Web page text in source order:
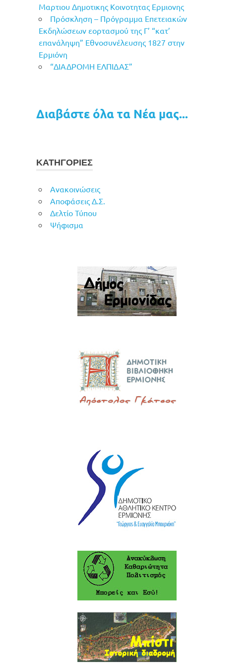
Μαρτιου Δημοτικης Κοινοτητας Ερμιονης
Πρόσκληση – Πρόγραμμα Επετειακών
Εκδηλώσεων εορτασμού της Γ’ “κατ’
επανάληψη” Εθνοσυνέλευσης 1827 στην
Ερμιόνη
“ΔΙΑΔΡΟΜΗ ΕΛΠΙΔΑΣ”
Διαβάστε όλα τα Νέα μας...
ΚΑΤΗΓΟΡΙΕΣ
Ανακοινώσεις
Αποφάσεις Δ.Σ.
Δελτίο Τύπου
Ψήφισμα